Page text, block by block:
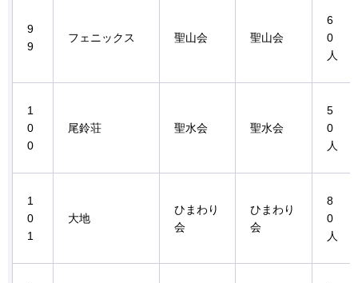
9
9
フェニックス 聖山会 聖山会
6
0
人
1
0
0
尾鈴荘 聖水会 聖水会
5
0
人
1
0
1
大地
ひまわり
会
ひまわり
会
8
0
人